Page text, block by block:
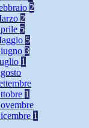
2
2
5
5
3
1
1
1